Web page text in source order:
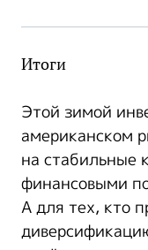
Итоги
Этой зимой
американском
на стабильные
финансовыми
А для тех, кто